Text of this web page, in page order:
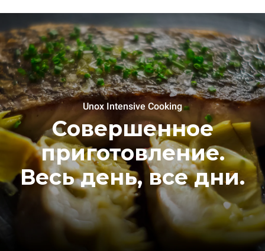
Unox Intensive Cooking
Совершенное
приготовление.
Весь день, все дни.